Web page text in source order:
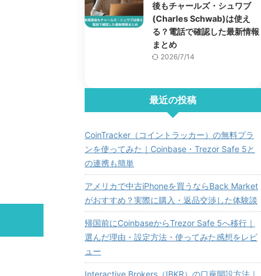
後もチャールズ・シュワブ
(Charles Schwab)は使え
る？電話で確認した最新情報
まとめ
2026/7/14
最近の投稿
CoinTracker（コイントラッカー）の無料プラ
ンを使ってみた｜Coinbase・Trezor Safe 5と
の連携も簡単
アメリカで中古iPhoneを買うならBack Market
がおすすめ？実際に購入・返品交渉した体験談
帰国前にCoinbaseからTrezor Safe 5へ移行｜
選んだ理由・設定方法・使ってみた感想をレビ
ュー
Interactive Brokers（IBKR）の口座開設方法｜